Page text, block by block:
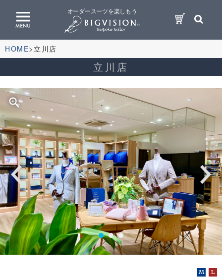
オーダースーツを楽しもう
HOME 立川店
立川店
zoom_in